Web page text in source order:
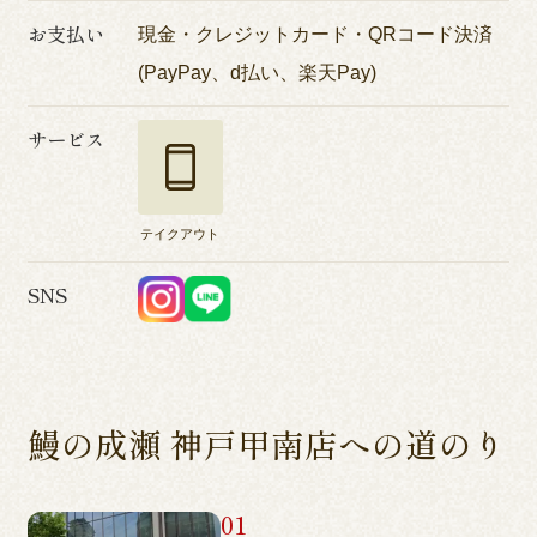
お支払い
現金・クレジットカード・QRコード決済
(PayPay、d払い、楽天Pay)
サービス
テイクアウト
SNS
鰻の成瀬 神戸甲南店への道のり